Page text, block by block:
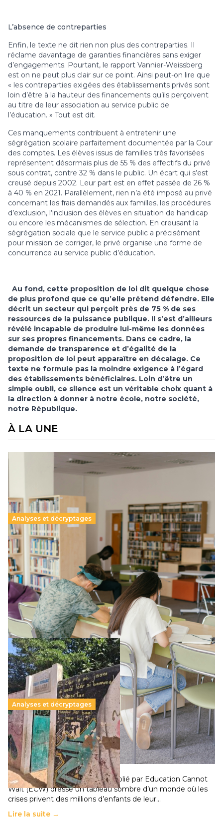
L’absence de contreparties
Enfin, le texte ne dit rien non plus des contreparties. Il
réclame davantage de garanties financières sans exiger
d’engagements. Pourtant, le rapport Vannier-Weissberg
est on ne peut plus clair sur ce point. Ainsi peut-on lire que
« les contreparties exigées des établissements privés sont
loin d’être à la hauteur des financements qu’ils perçoivent
au titre de leur association au service public de
l’éducation. » Tout est dit.
Ces manquements contribuent à entretenir une
ségrégation scolaire parfaitement documentée par la Cour
des comptes. Les élèves issus de familles très favorisées
représentent désormais plus de 55 % des effectifs du privé
sous contrat, contre 32 % dans le public. Un écart qui s’est
creusé depuis 2002. Leur part est en effet passée de 26 %
à 40 % en 2021. Parallèlement, rien n’a été imposé au privé
concernant les frais demandés aux familles, les procédures
d’exclusion, l’inclusion des élèves en situation de handicap
ou encore les mécanismes de sélection. En creusant la
ségrégation sociale que le service public a précisément
pour mission de corriger, le privé organise une forme de
concurrence au service public d’éducation.
Au fond, cette proposition de loi dit quelque chose
de plus profond que ce qu’elle prétend défendre. Elle
décrit un secteur qui perçoit près de 75 % de ses
ressources de la puissance publique. Il s’est d’ailleurs
révélé incapable de produire lui-même les données
sur ses propres financements. Dans ce cadre, la
demande de transparence et d’égalité de la
proposition de loi peut apparaître en décalage. Ce
texte ne formule pas la moindre exigence à l’égard
des établissements bénéficiaires. Loin d’être un
simple oubli, ce silence est un véritable choix quant à
la direction à donner à notre école, notre société,
notre République.
À LA UNE
Analyses et décryptages
Supérieur privé : une dérive qui met à mal la
promesse républicaine
11 juillet 2026-
Le projet de loi sur la régulation de l’enseignement
supérieur privé met en lumière l’amplification d’un système
qui relègue l’acte pédagogique au superfétatoire, voire à…
Lire la suite →
Analyses et décryptages
258 millions d’enfants victimes de la guerre, des
chocs climatiques et des déplacements de
population
11 juillet 2026- National
Un nouveau rapport mondial publié par Education Cannot
Wait (ECW) dresse un tableau sombre d’un monde où les
crises privent des millions d’enfants de leur…
Lire la suite →